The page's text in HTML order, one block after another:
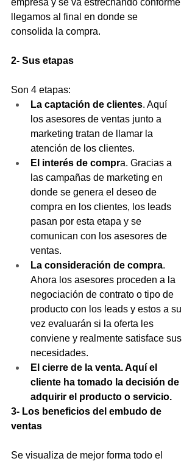
empresa y se va estrechando conforme
llegamos al final en donde se
consolida la compra.
2- Sus etapas
Son 4 etapas:
La captación de clientes. Aquí
los asesores de ventas junto a
marketing tratan de llamar la
atención de los clientes.
El interés de compra. Gracias a
las campañas de marketing en
donde se genera el deseo de
compra en los clientes, los leads
pasan por esta etapa y se
comunican con los asesores de
ventas.
La consideración de compra.
Ahora los asesores proceden a la
negociación de contrato o tipo de
producto con los leads y estos a su
vez evaluarán si la oferta les
conviene y realmente satisface sus
necesidades.
El cierre de la venta. Aquí el
cliente ha tomado la decisión de
adquirir el producto o servicio.
3- Los beneficios del embudo de
ventas
Se visualiza de mejor forma todo el